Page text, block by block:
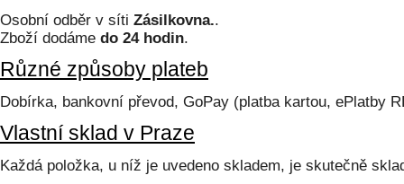
Osobní odběr v síti Zásilkovna..
Zboží dodáme do 24 hodin.
Různé způsoby plateb
Dobírka, bankovní převod, GoPay (platba kartou, ePlatby
Vlastní sklad v Praze
Každá položka, u níž je uvedeno skladem, je skutečně